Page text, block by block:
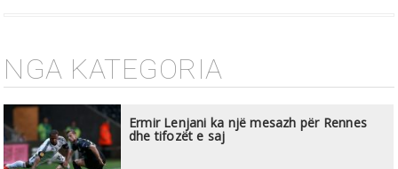
NGA KATEGORIA
Ermir Lenjani ka një mesazh për Rennes
dhe tifozët e saj